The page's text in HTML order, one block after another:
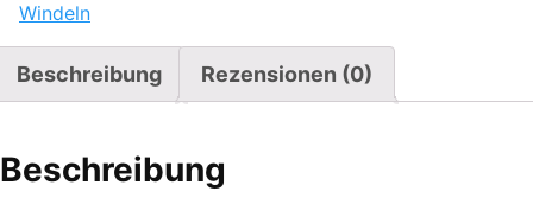
Windeln
Beschreibung Rezensionen (0)
Beschreibung